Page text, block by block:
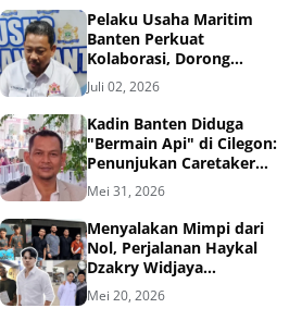
Pelaku Usaha Maritim
Banten Perkuat
Kolaborasi, Dorong
Kemajuan Sektor
Pelabuhan
Juli 02, 2026
Kadin Banten Diduga
"Bermain Api" di Cilegon:
Penunjukan Caretaker
Dipertanyakan, Berpotensi
Konflik Kepentingan
Mei 31, 2026
Menyalakan Mimpi dari
Nol, Perjalanan Haykal
Dzakry Widjaya
Membangun Bisnis dan
Menebar Manfaat
Mei 20, 2026